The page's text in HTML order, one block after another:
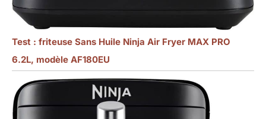
Test : friteuse Sans Huile Ninja Air Fryer MAX PRO
6.2L, modèle AF180EU